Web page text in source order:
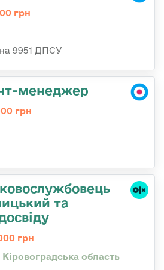
грн
9951 ДПСУ
менеджер
грн
та
грн
область